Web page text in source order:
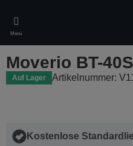
main
content
Menü
Moverio BT-
Auf Lager Artikelnummer:
Kostenlose